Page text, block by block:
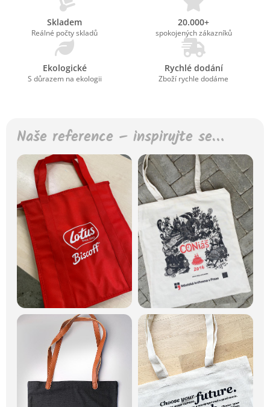
Skladem
Reálné počty skladů
20.000+
spokojených zákazníků
Ekologické
S důrazem na ekologii
Rychlé dodání
Zboží rychle dodáme
Naše reference – inspirujte se…